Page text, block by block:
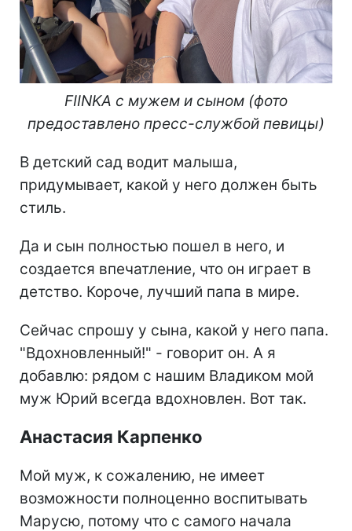
FIINKA с мужем и сыном (фото
предоставлено пресс-службой певицы)
В детский сад водит малыша,
придумывает, какой у него должен быть
стиль.
Да и сын полностью пошел в него, и
создается впечатление, что он играет в
детство. Короче, лучший папа в мире.
Сейчас спрошу у сына, какой у него папа.
"Вдохновленный!" - говорит он. А я
добавлю: рядом с нашим Владиком мой
муж Юрий всегда вдохновлен. Вот так.
Анастасия Карпенко
Мой муж, к сожалению, не имеет
возможности полноценно воспитывать
Марусю, потому что с самого начала